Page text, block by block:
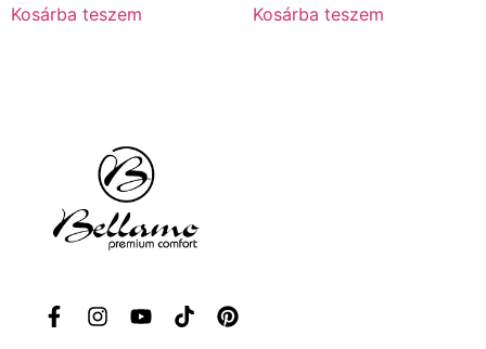
Kosárba teszem Kosárba teszem